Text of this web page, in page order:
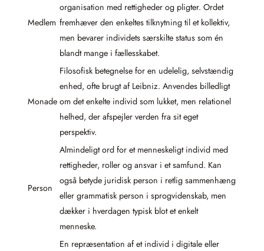
Medlem
organisation med rettigheder og pligter. Ordet
fremhæver den enkeltes tilknytning til et kollektiv,
men bevarer individets særskilte status som én
blandt mange i fællesskabet.
Monade
Filosofisk betegnelse for en udelelig, selvstændig
enhed, ofte brugt af Leibniz. Anvendes billedligt
om det enkelte individ som lukket, men relationel
helhed, der afspejler verden fra sit eget
perspektiv.
Person
Almindeligt ord for et menneskeligt individ med
rettigheder, roller og ansvar i et samfund. Kan
også betyde juridisk person i retlig sammenhæng
eller grammatisk person i sprogvidenskab, men
dækker i hverdagen typisk blot et enkelt
menneske.
En repræsentation af et individ i digitale eller